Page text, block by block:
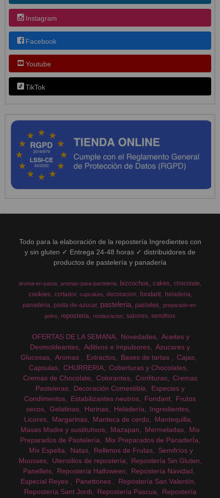
Instagram
Facebook
Youtube
TikTok
Todo para la elaboración de la repostería Ingredientes con
y sin gluten ✓ Entrega 24-48 horas ✓ distribuidores de
productos de pastelería y panadería
aroma-en-pasta aromas-para-pasteleria bizcochos cakes chocolate
cookies cortador cupcakes decoracion fondant
heladeria
panaderia pasta-de-azucar pasteleria pasteles
preparado-en-
polvo
reposteria restauracion sabores semifrios
OFERTAS DE LA SEMANA Novedades
Aceites y
Desmoldeantes
Aditivos e Impulsores
Azucares y
Glucosas
Aromas Extractos Bases de tartas
Cajas
Capsulas
CHURRERIA
Coberturas y Chocolates
Cremas de Chocolate
Colorantes Confituras
Cremas
Pasteleras
Decoración Comestible
Especies y
Condimentos
Estabilizantes neutros Fondant
Frutos
secos
Gelatinas Harinas Heladería
Ingredientes
Licores
Margarinas Manteca de cerdo
Mantequilla
Masas Madre y sustitutivos
Mazapan Mermeladas
Mix
Preparados de Pastelería
Mix Preparados de PanaderÍa
Mix Espelta
Natas Rellenos de Frutas
Semifríos y
Mousses
Utensilios de repostería
Repostería Sin Gluten
Panellets
Repostería Halloween
Repostería Navidad
Especial Reyes
Panettones
Repostería San Valentín
Repostería Sant Jordi
Repostería Pascua
Repostería